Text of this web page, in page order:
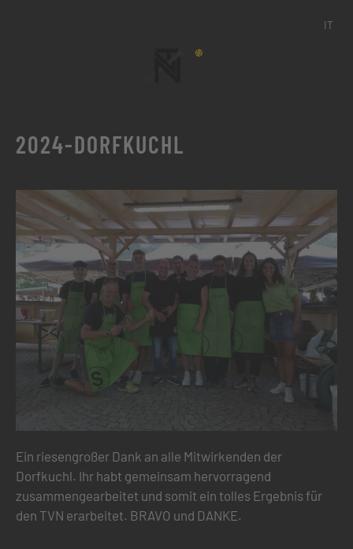
IT
2024-DORFKUCHL
Ein riesengroßer Dank an alle Mitwirkenden der
Dorfkuchl. Ihr habt gemeinsam hervorragend
zusammengearbeitet und somit ein tolles Ergebnis für
den TVN erarbeitet. BRAVO und DANKE.